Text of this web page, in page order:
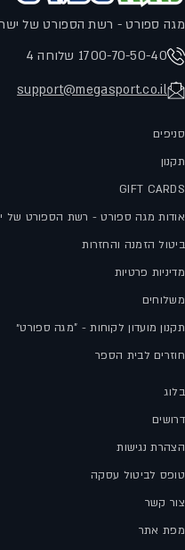
מגה ספורט - רשת הספורט של
1700-70-50-40 שלוחה 4
support@megasport.co.il
סניפים
תקנון
GIFT CARDS
אודות מגה ספורט - רשת הספורט של
ביטול הזמנה והחזרות
מדיניות פרטיות
משלוחים
תקנון מועדון לקוחות - "מגה ספורט״
חוזרים לבית הספר
בלוג
דרושים
הצהרת נגישות
טופס לביטול עסקה
צור קשר
מפת אתר